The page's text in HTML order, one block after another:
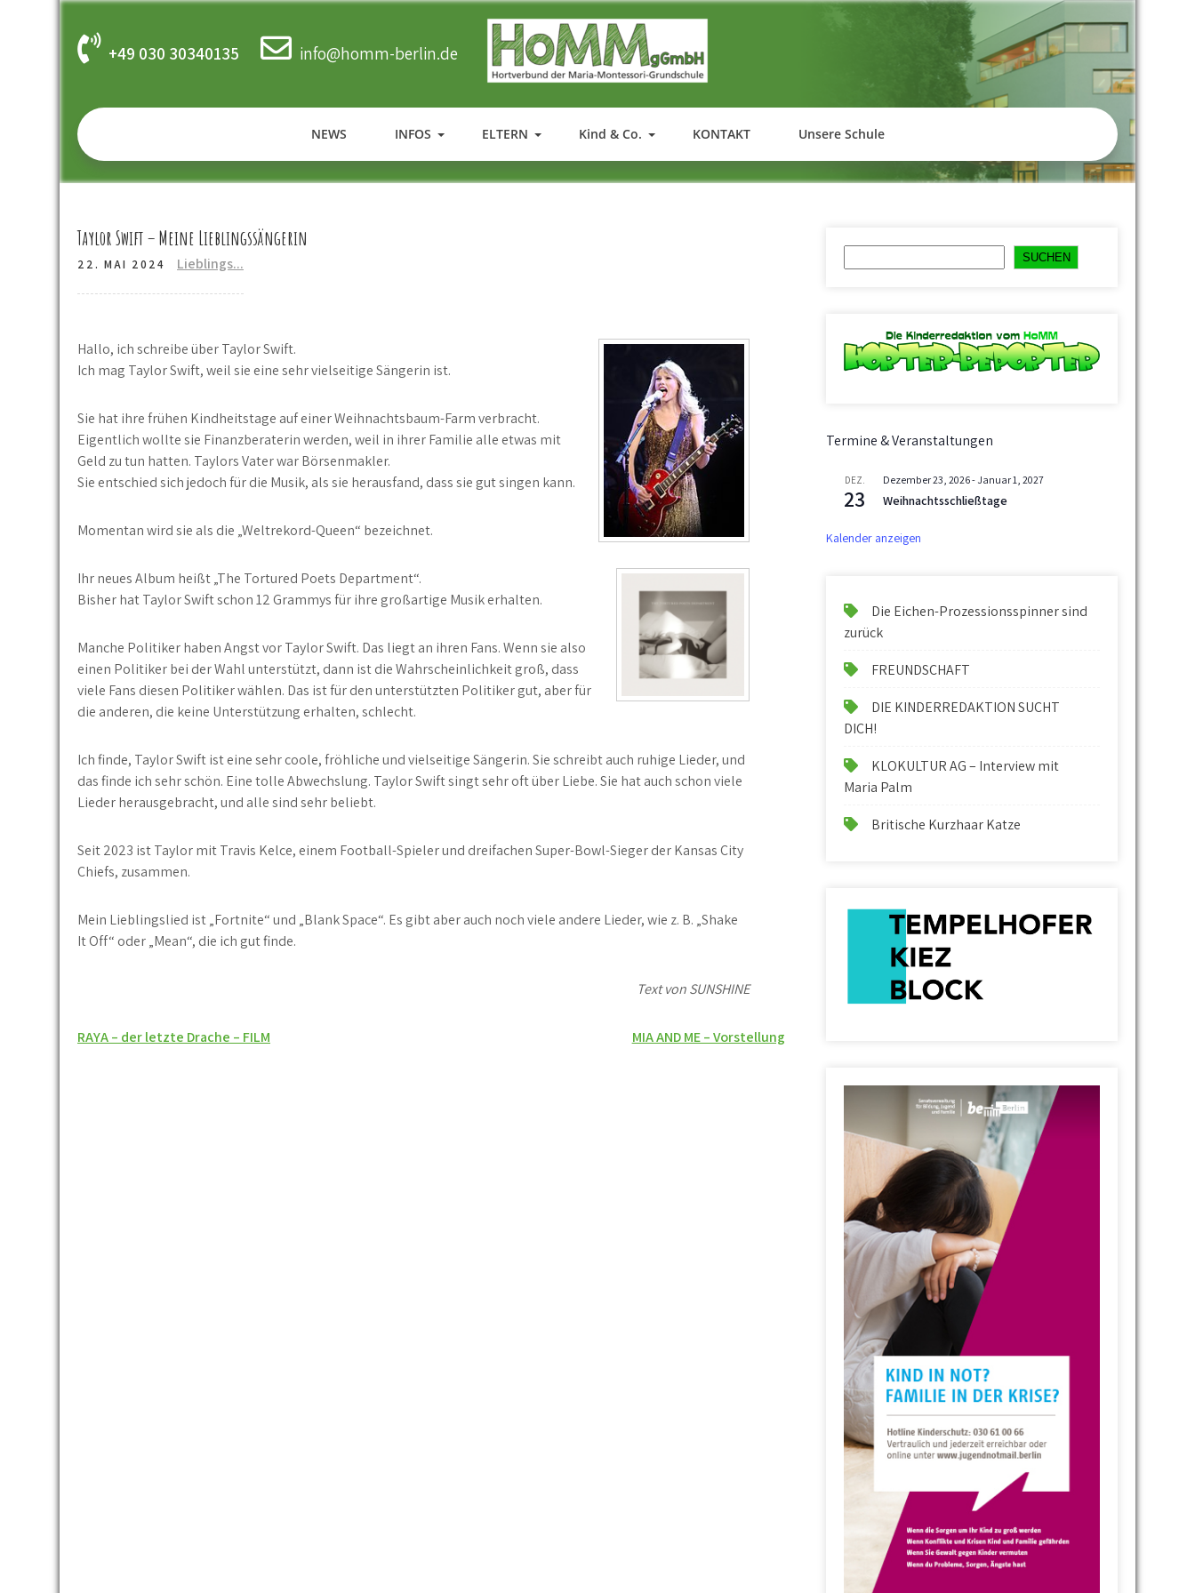
+49 030 30340135 info@homm-berlin.de
HOMM
NEWS INFOS ELTERN Kind & Co. KONTAKT Unsere Schule
Taylor Swift – Meine Lieblingssängerin
22. MAI 2024 Lieblings...
Hallo, ich schreibe über Taylor Swift.
Ich mag Taylor Swift, weil sie eine sehr vielseitige Sängerin ist.
Sie hat ihre frühen Kindheitstage auf einer Weihnachtsbaum-Farm verbracht.
Eigentlich wollte sie Finanzberaterin werden, weil in ihrer Familie alle etwas mit
Geld zu tun hatten. Taylors Vater war Börsenmakler.
Sie entschied sich jedoch für die Musik, als sie herausfand, dass sie gut singen kann.
Momentan wird sie als die „Weltrekord-Queen“ bezeichnet.
Ihr neues Album heißt „The Tortured Poets Department“.
Bisher hat Taylor Swift schon 12 Grammys für ihre großartige Musik erhalten.
Manche Politiker haben Angst vor Taylor Swift. Das liegt an ihren Fans. Wenn sie also
einen Politiker bei der Wahl unterstützt, dann ist die Wahrscheinlichkeit groß, dass
viele Fans diesen Politiker wählen. Das ist für den unterstützten Politiker gut, aber für
die anderen, die keine Unterstützung erhalten, schlecht.
Ich finde, Taylor Swift ist eine sehr coole, fröhliche und vielseitige Sängerin. Sie schreibt auch ruhige Lieder, und
das finde ich sehr schön. Eine tolle Abwechslung. Taylor Swift singt sehr oft über Liebe. Sie hat auch schon viele
Lieder herausgebracht, und alle sind sehr beliebt.
Seit 2023 ist Taylor mit Travis Kelce, einem Football-Spieler und dreifachen Super-Bowl-Sieger der Kansas City
Chiefs, zusammen.
Mein Lieblingslied ist „Fortnite“ und „Blank Space“. Es gibt aber auch noch viele andere Lieder, wie z. B. „Shake
It Off“ oder „Mean“, die ich gut finde.
Text von SUNSHINE
Beitragsnavigation
RAYA – der letzte Drache – FILM MIA AND ME – Vorstellung
SUCHEN
Termine & Veranstaltungen
DEZ.
23
Dezember 23, 2026- Januar 1, 2027
Weihnachtsschließtage
Kalender anzeigen
Die Eichen-Prozessionsspinner sind
zurück
FREUNDSCHAFT
DIE KINDERREDAKTION SUCHT
DICH!
KLOKULTUR AG – Interview mit
Maria Palm
Britische Kurzhaar Katze